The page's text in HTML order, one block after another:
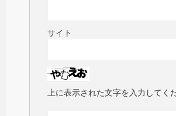
サイト
上に表示された文字を入力してく